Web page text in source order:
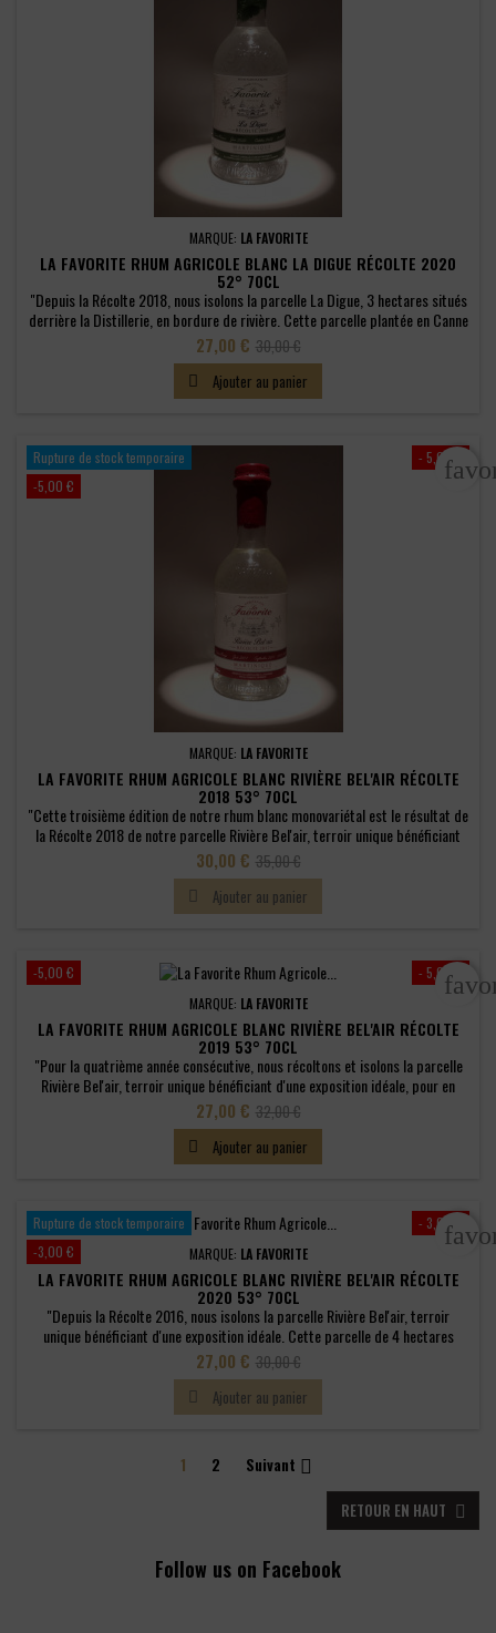
MARQUE: LA FAVORITE
LA FAVORITE RHUM AGRICOLE BLANC LA DIGUE RÉCOLTE 2020
52° 70CL
"Depuis la Récolte 2018, nous isolons la parcelle La Digue, 3 hectares situés
derrière la Distillerie, en bordure de rivière. Cette parcelle plantée en Canne
Roseau donne naissance chaque année à notre deuxième rhum blanc
monovariétal. Créée en 1959, la Canne Roseau a été sélectionnée pour son
adaptation au sol de notre île aux fleurs. Variété...
Prix
27,00 € Prix
base
30,00 €
 Ajouter au panier
- 5,00 €
Rupture de stock temporaire
-5,00 €
MARQUE: LA FAVORITE
LA FAVORITE RHUM AGRICOLE BLANC RIVIÈRE BEL'AIR RÉCOLTE
2018 53° 70CL
"Cette troisième édition de notre rhum blanc monovariétal est le résultat de
la Récolte 2018 de notre parcelle Rivière Bel'air, terroir unique bénéficiant
d'une exposition idéale. Créée en 1964, la Canne Rouge a été sélectionnée
pour sa haute teneur en sucre. Remise au goût du jour, cette ancienne variété
bénéficie à La Favorite d'une attention toute...
Prix
30,00 € Prix
base
35,00 €
 Ajouter au panier
- 5,00 €
-5,00 €
MARQUE: LA FAVORITE
LA FAVORITE RHUM AGRICOLE BLANC RIVIÈRE BEL'AIR RÉCOLTE
2019 53° 70CL
"Pour la quatrième année consécutive, nous récoltons et isolons la parcelle
Rivière Bel'air, terroir unique bénéficiant d'une exposition idéale, pour en
distiller notre premier rhum blanc monovariétal, issu de cette récolte 2019.
Créée en 1964, la Canne Rouge a été sélectionnée pour sa haute teneur en
sucre. Remise au goût du jour, cette ancienne variété...
Prix
27,00 € Prix
base
32,00 €
 Ajouter au panier
- 3,00 €
Rupture de stock temporaire
-3,00 €
MARQUE: LA FAVORITE
LA FAVORITE RHUM AGRICOLE BLANC RIVIÈRE BEL'AIR RÉCOLTE
2020 53° 70CL
"Depuis la Récolte 2016, nous isolons la parcelle Rivière Bel'air, terroir
unique bénéficiant d'une exposition idéale. Cette parcelle de 4 hectares
plantée en Canne Rouge donne naissance chaque année à notre premier rhum
blanc monovariétal. Créée en 1964, la Canne Rouge a été sélectionnée pour
sa haute teneur en sucre. Remise au goût du jour, cette...
Prix
27,00 € Prix
base
30,00 €
 Ajouter au panier
1 2 Suivant 
RETOUR EN HAUT

Follow us on Facebook